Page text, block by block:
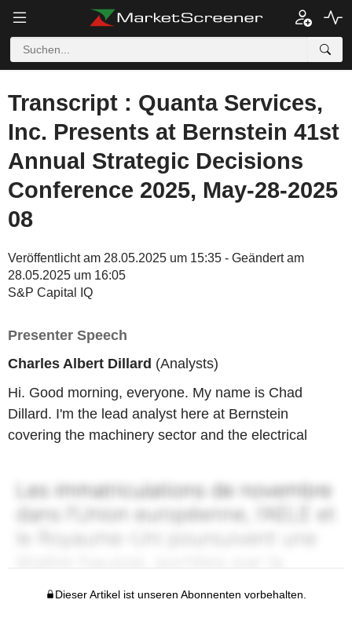
Transcript : Quanta Services,
Inc. Presents at Bernstein 41st
Annual Strategic Decisions
Conference 2025, May-28-2025
08
Veröffentlicht am 28.05.2025 um 15:35 - Geändert am
28.05.2025 um 16:05
S&P Capital IQ
Presenter Speech
Charles Albert Dillard (Analysts)
Hi. Good morning, everyone. My name is Chad
Dillard. I'm the lead analyst here at Bernstein
covering the machinery sector and the electrical
Dieser Artikel ist unseren Abonnenten vorbehalten.